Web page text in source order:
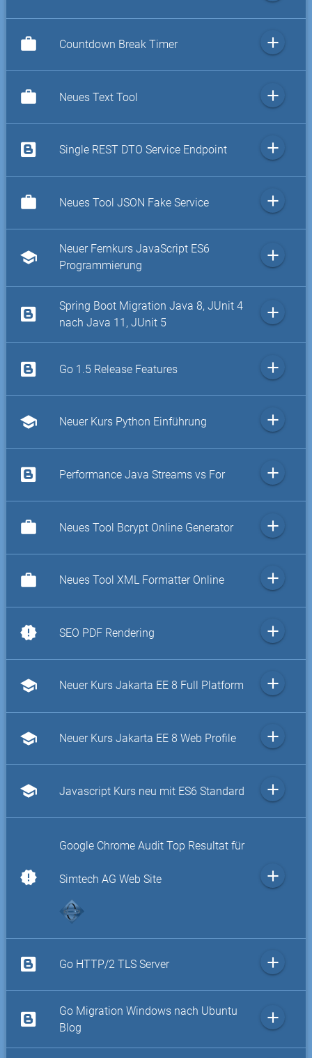
work Countdown Break Timer add
work Neues Text Tool add
Single REST DTO Service Endpoint add
work Neues Tool JSON Fake Service add
school
Neuer Fernkurs JavaScript ES6
Programmierung
add
Spring Boot Migration Java 8, JUnit 4
nach Java 11, JUnit 5
add
Go 1.5 Release Features add
school Neuer Kurs Python Einführung add
Performance Java Streams vs For add
work Neues Tool Bcrypt Online Generator add
work Neues Tool XML Formatter Online add
new_releases SEO PDF Rendering add
school Neuer Kurs Jakarta EE 8 Full Platform add
school Neuer Kurs Jakarta EE 8 Web Profile add
school Javascript Kurs neu mit ES6 Standard add
new_releases
Google Chrome Audit Top Resultat für
Simtech AG Web Site add
Go HTTP/2 TLS Server add
Go Migration Windows nach Ubuntu
Blog
add